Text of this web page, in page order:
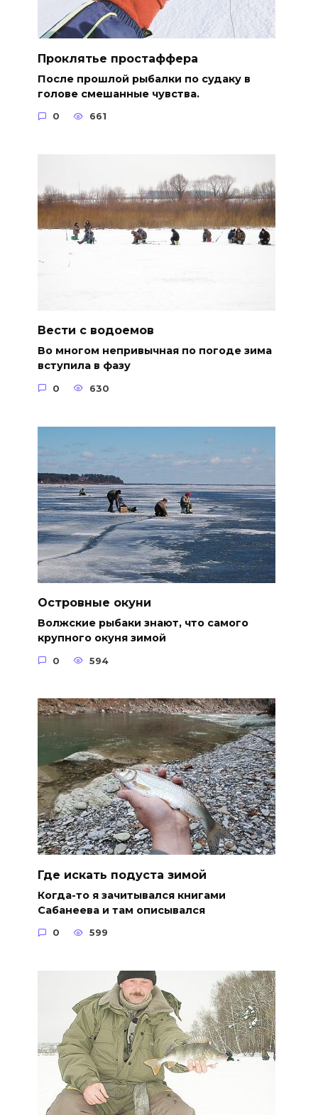
Проклятье простаффера
После прошлой рыбалки по судаку в
голове смешанные чувства.
0 661
Вести с водоемов
Во многом непривычная по погоде зима
вступила в фазу
0 630
Островные окуни
Волжские рыбаки знают, что самого
крупного окуня зимой
0 594
Где искать подуста зимой
Когда-то я зачитывался книгами
Сабанеева и там описывался
0 599